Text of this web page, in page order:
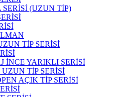
(UZUN TİP)
TİP SERİSİ
İNCE YARIKLI SERİSİ
TİP SERİSİ
AÇIK TİP SERİSİ